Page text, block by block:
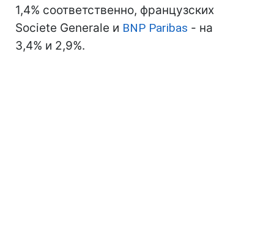
1,4% соответственно, французских
Societe Generale и BNP Paribas - на
3,4% и 2,9%.